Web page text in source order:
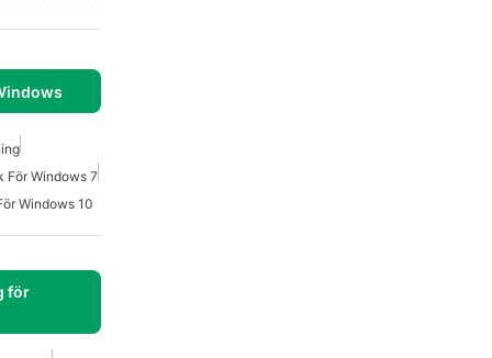
För Windows 7
Windows 10
för